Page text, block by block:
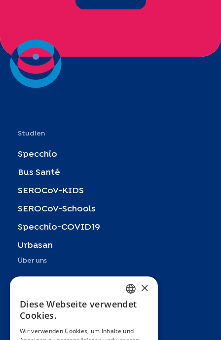
Studien
Specchio
Bus Santé
SEROCoV-KIDS
SEROCoV-Schools
Specchio-COVID19
Urbasan
Über uns
Teams
Partner
Veröffentlichungen
FRENCH
×
Diese Webseite verwendet
Cookies.
Wir verwenden Cookies, um Inhalte und